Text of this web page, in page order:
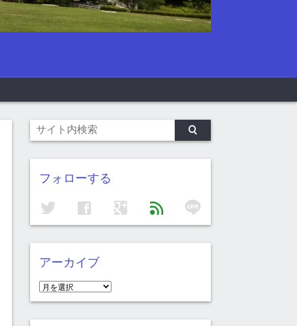
フォローする
twitter facebook google feed line
アーカイブ
ア
ー
カ